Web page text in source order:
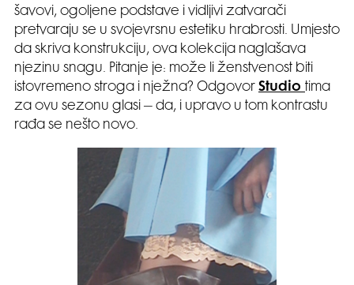
šavovi, ogoljene podstave i vidljivi zatvarači
pretvaraju se u svojevrsnu estetiku hrabrosti. Umjesto
da skriva konstrukciju, ova kolekcija naglašava
njezinu snagu. Pitanje je: može li ženstvenost biti
istovremeno stroga i nježna? Odgovor Studio tima
za ovu sezonu glasi – da, i upravo u tom kontrastu
rađa se nešto novo.